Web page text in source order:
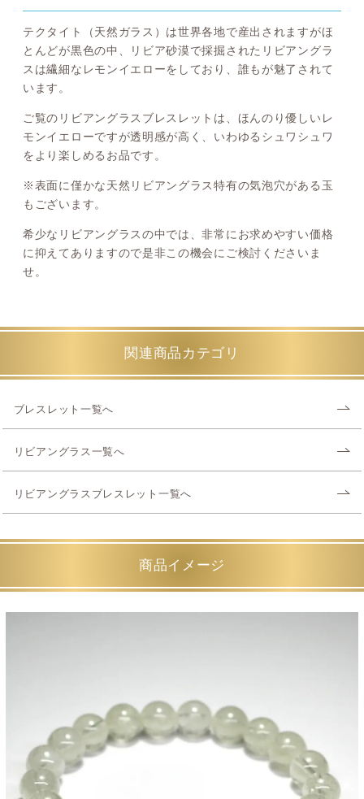
テクタイト（天然ガラス）は世界各地で産出されますがほ
とんどが黒色の中、リビア砂漠で採掘されたリビアングラ
スは繊細なレモンイエローをしており、誰もが魅了されて
います。
ご覧のリビアングラスブレスレットは、ほんのり優しいレ
モンイエローですが透明感が高く、いわゆるシュワシュワ
をより楽しめるお品です。
※表面に僅かな天然リビアングラス特有の気泡穴がある玉
もございます。
希少なリビアングラスの中では、非常にお求めやすい価格
に抑えてありますので是非この機会にご検討くださいま
せ。
関連商品カテゴリ
ブレスレット一覧へ
リビアングラス一覧へ
リビアングラスブレスレット一覧へ
商品イメージ